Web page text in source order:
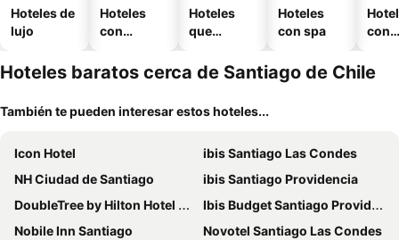
Hoteles de
lujo
Hoteles
con
Hoteles
que
mascotas
Hoteles
con spa
con
Hoteles baratos cerca de Santiago de Chile
También te pueden interesar estos hoteles...
Icon Hotel
ibis Santiago Las Condes
NH Ciudad de Santiago
ibis Santiago Providencia
DoubleTree by Hilton Hotel Santiago - Vitacura
Ibis Budget Santiago Providencia
Nobile Inn Santiago
Novotel Santiago Las Condes